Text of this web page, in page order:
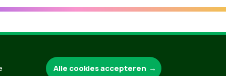
Groen.be
Alle cookies accepteren